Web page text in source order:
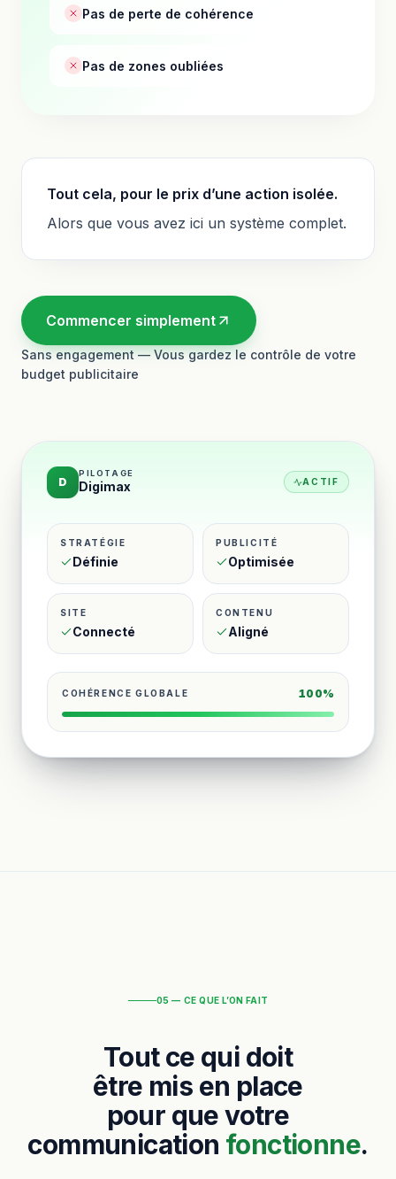
Pas de perte de cohérence
Pas de zones oubliées
Tout cela, pour le prix d’une action isolée.
Alors que vous avez ici un système complet.
Commencer simplement
Sans engagement — Vous gardez le contrôle de votre
budget publicitaire
D
PILOTAGE
Digimax ACTIF
STRATÉGIE
Définie
PUBLICITÉ
Optimisée
SITE
Connecté
CONTENU
Aligné
COHÉRENCE GLOBALE 100%
05 — CE QUE L’ON FAIT
Tout ce qui doit
être mis en place
pour que votre
communication fonctionne.